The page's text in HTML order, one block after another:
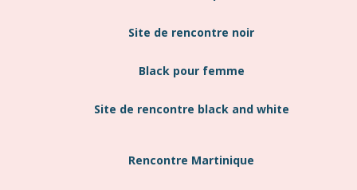
Site de rencontre noir
Black pour femme
Site de rencontre black and white
Rencontre Martinique